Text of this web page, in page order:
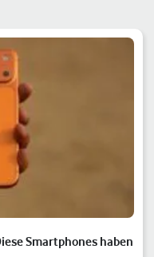
Smartphones haben